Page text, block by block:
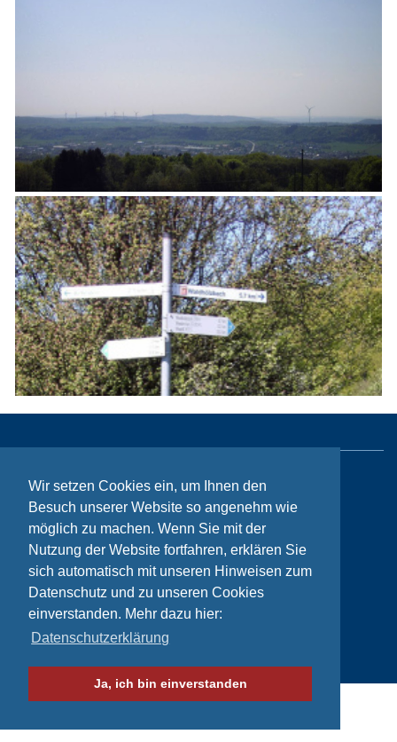
Wir setzen Cookies ein, um Ihnen den
Besuch unserer Website so angenehm wie
möglich zu machen. Wenn Sie mit der
Nutzung der Website fortfahren, erklären Sie
sich automatisch mit unseren Hinweisen zum
Datenschutz und zu unseren Cookies
einverstanden. Mehr dazu hier:
Datenschutzerklärung
Ja, ich bin einverstanden
Sitemap
Kontakt
Impressum
Datenschutzhinweise
© Bikeaid 2026